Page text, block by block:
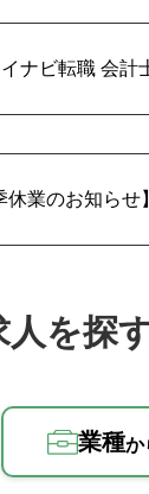
ナビ転職 会計
休業のお知らせ】
人を探
業種か